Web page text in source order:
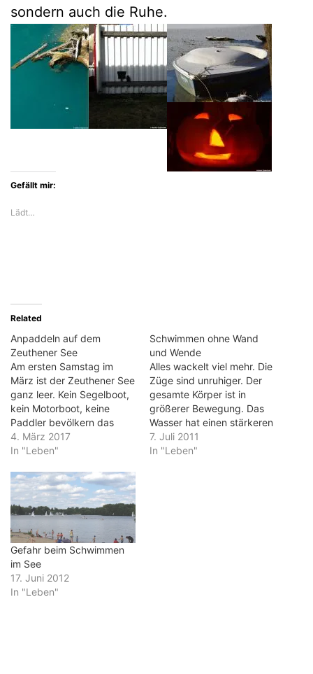
sondern auch die Ruhe.
Gefällt mir:
Lädt…
Related
Anpaddeln auf dem
Zeuthener See
Am ersten Samstag im
März ist der Zeuthener See
ganz leer. Kein Segelboot,
kein Motorboot, keine
Paddler bevölkern das
Gewässer. Von der
Eichwalder und der
tönt noch nicht der frohe
Sound der badenden
Kinder über das Wasser.
Bei den ersten warmen
Sonnenstrahlen des
nahenden Frühlings
herrscht Stille. Nur…
4. März 2017
In "Leben"
Schwimmen ohne Wand
und Wende
Alles wackelt viel mehr. Die
Züge sind unruhiger. Der
gesamte Körper ist in
größerer Bewegung. Das
Wasser hat einen stärkeren
Wellengang. Die fehlende
Orientierung wegen des
7. Juli 2011
In "Leben"
Gefahr beim Schwimmen
im See
17. Juni 2012
In "Leben"